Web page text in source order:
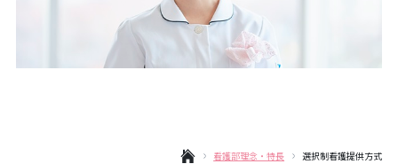
看護部理念・特長 選択制看護提供方式